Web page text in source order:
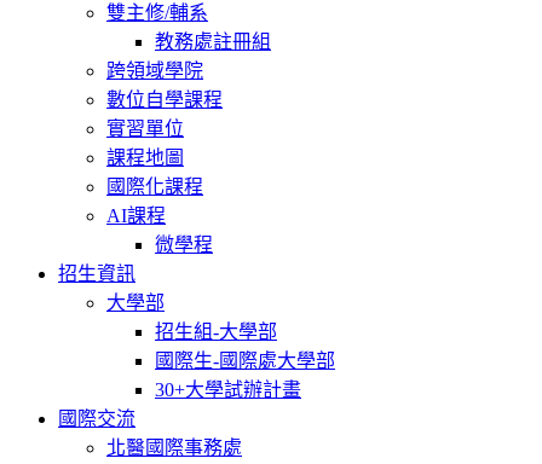
雙主修/輔系
教務處註冊組
跨領域學院
數位自學課程
實習單位
課程地圖
國際化課程
AI課程
微學程
招生資訊
大學部
招生組-大學部
國際生-國際處大學部
30+大學試辦計畫
國際交流
北醫國際事務處